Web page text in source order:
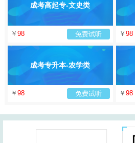
成考高起专-文史类
￥ 98 免费试听 ￥ 98
成考专升本-农学类
￥ 98 免费试听 ￥ 98